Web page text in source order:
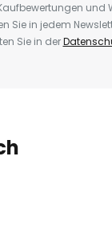
und
Sie in jedem
Sie in der